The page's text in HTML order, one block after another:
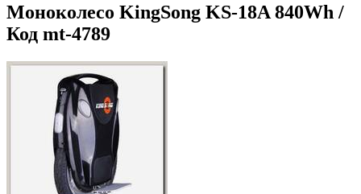
Моноколесо KingSong KS-18A 840Wh /
Код mt-4789